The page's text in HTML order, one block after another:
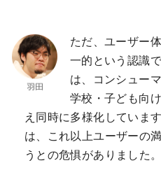
ただ、ユーザー
一的という認識
は、コンシュー
学校・子ども向
え同時に多様化していま
は、これ以上ユーザーの
うとの危惧がありました。